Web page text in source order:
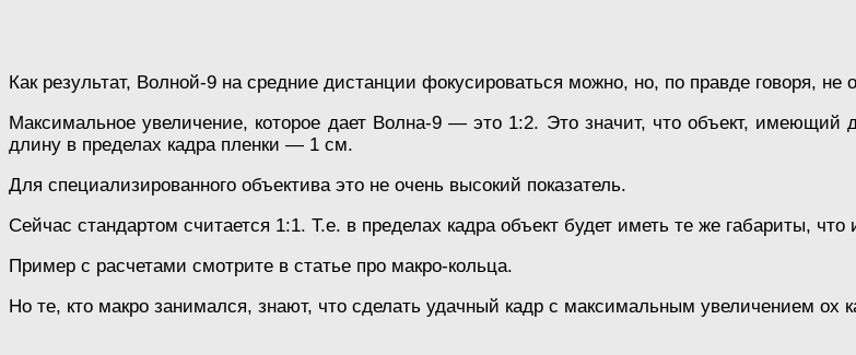
Как результат, Волной-9 на средние дистанции фокусироваться можно, но, по правде говоря, не
Максимальное увеличение, которое дает Волна-9 — это 1:2. Это значит, что объект,
длину в пределах кадра пленки — 1 см.
Для специализированного объектива это не очень высокий показатель.
Сейчас стандартом считается 1:1. Т.е. в пределах кадра объект будет иметь те же габариты,
Пример с расчетами смотрите в статье про макро-кольца.
Но те, кто макро занимался, знают, что сделать удачный кадр с максимальным увеличением ох